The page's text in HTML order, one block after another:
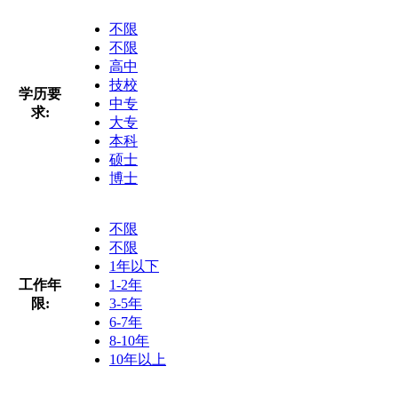
学历要
求:
不限
不限
高中
技校
中专
大专
本科
硕士
博士
工作年
限:
不限
不限
1年以下
1-2年
3-5年
6-7年
8-10年
10年以上